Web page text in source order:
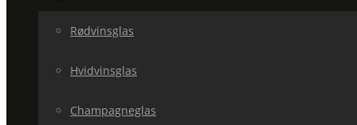
Rødvinsglas
Hvidvinsglas
Champagneglas